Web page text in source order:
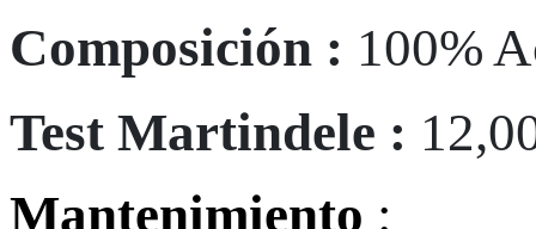
Composición : 100%
Test Martindele :
Mantenimiento :